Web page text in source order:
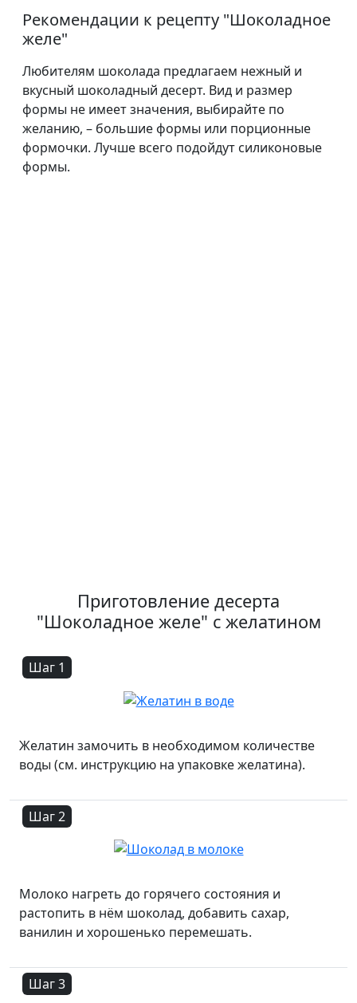
Рекомендации к рецепту "Шоколадное
желе"
Любителям шоколада предлагаем нежный и
вкусный шоколадный десерт. Вид и размер
формы не имеет значения, выбирайте по
желанию, – большие формы или порционные
формочки. Лучше всего подойдут силиконовые
формы.
Приготовление десерта
"Шоколадное желе" с желатином
Шаг 1
Желатин замочить в необходимом количестве
воды (см. инструкцию на упаковке желатина).
Шаг 2
Молоко нагреть до горячего состояния и
растопить в нём шоколад, добавить сахар,
ванилин и хорошенько перемешать.
Шаг 3